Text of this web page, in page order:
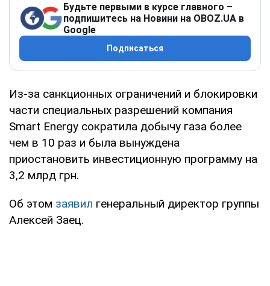
Будьте первыми в курсе главного –
подпишитесь на Новини на OBOZ.UA в
Google
Подписаться
Из-за санкционных ограничений и блокировки
части специальных разрешений компания
Smart Energy сократила добычу газа более
чем в 10 раз и была вынуждена
приостановить инвестиционную программу на
3,2 млрд грн.
Об этом заявил генеральный директор группы
Алексей Заец.